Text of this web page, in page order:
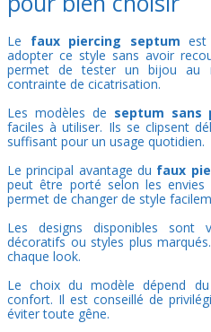
Le faux piercing septum est
adopter ce style sans avoir
permet de tester un bijou au
contrainte de cicatrisation.
Les modèles de septum sans
faciles à utiliser. Ils se clipsent
suffisant pour un usage quotidien.
Le principal avantage du faux
peut être porté selon les
permet de changer de style
Les designs disponibles sont
décoratifs ou styles plus
chaque look.
Le choix du modèle dépend
confort. Il est conseillé de
éviter toute gêne.